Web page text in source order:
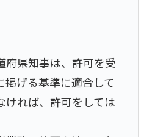
府県知事は、許可を受
掲げる基準に適合して
ければ、許可をしては